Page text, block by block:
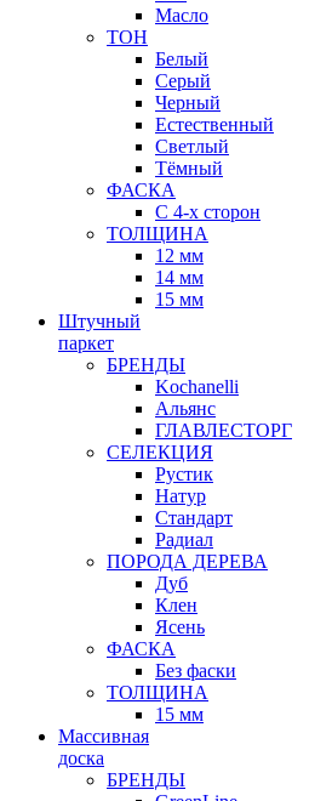
Масло
ТОН
Белый
Серый
Черный
Естественный
Светлый
Тёмный
ФАСКА
С 4-х сторон
ТОЛЩИНА
12 мм
14 мм
15 мм
Штучный
паркет
БРЕНДЫ
Kochanelli
Альянс
ГЛАВЛЕСТОРГ
СЕЛЕКЦИЯ
Рустик
Натур
Стандарт
Радиал
ПОРОДА ДЕРЕВА
Дуб
Клен
Ясень
ФАСКА
Без фаски
ТОЛЩИНА
15 мм
Массивная
доска
БРЕНДЫ